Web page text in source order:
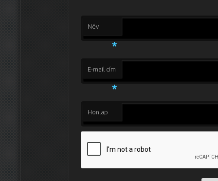
Név
*
E-mail cím
*
Honlap